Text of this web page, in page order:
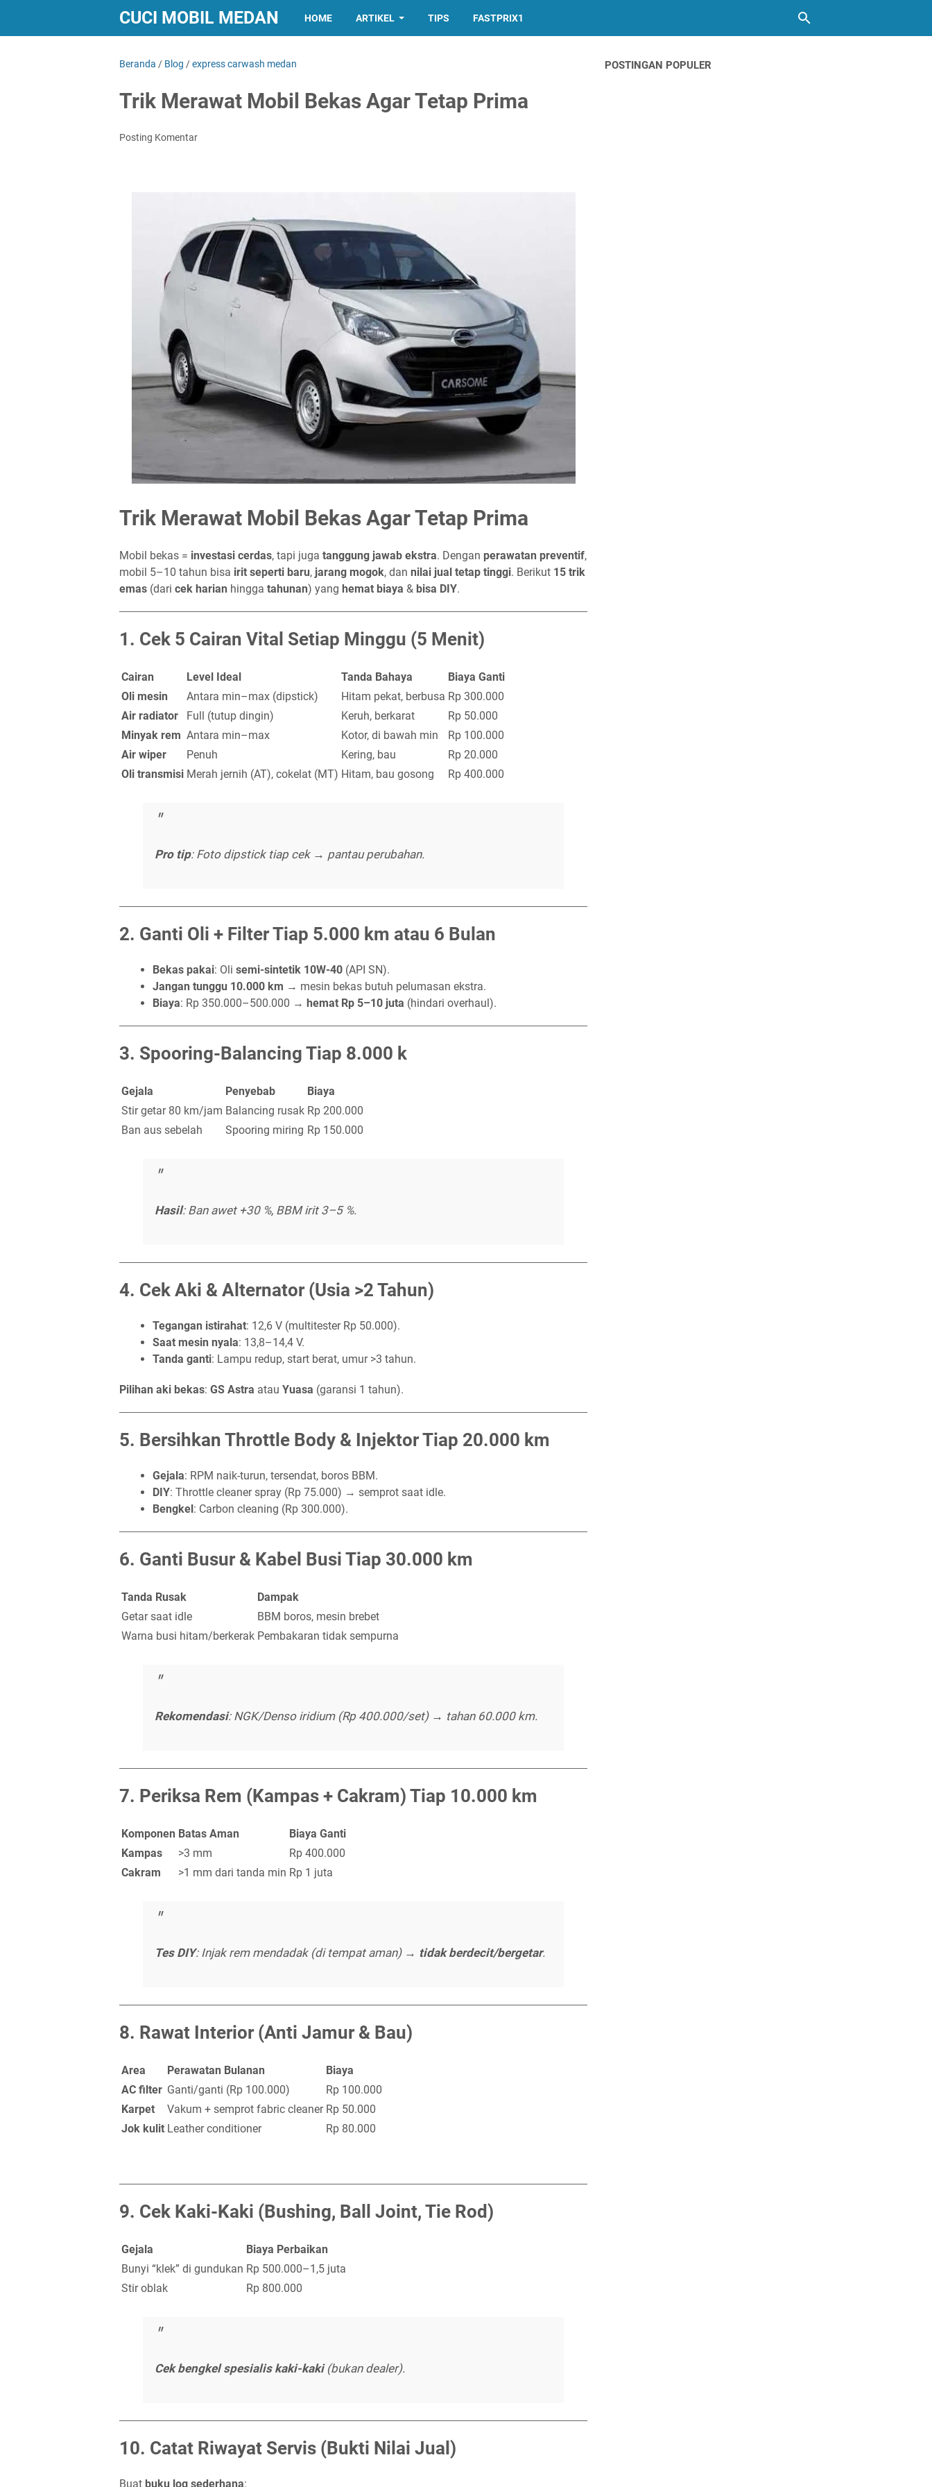
CUCI MOBIL MEDAN HOME ARTIKEL TIPS FASTPRIX1
Beranda / Blog /express carwash medan
Trik Merawat Mobil Bekas Agar Tetap Prima
Posting Komentar
Trik Merawat Mobil Bekas Agar Tetap Prima
Mobil bekas = investasi cerdas, tapi juga tanggung jawab ekstra. Dengan perawatan preventif,
mobil 5–10 tahun bisa irit seperti baru, jarang mogok, dan nilai jual tetap tinggi. Berikut 15 trik
emas (dari cek harian hingga tahunan) yang hemat biaya & bisa DIY.
1. Cek 5 Cairan Vital Setiap Minggu (5 Menit)
Cairan Level Ideal Tanda Bahaya
Biaya Ganti
Oli mesin
Antara min–max (dipstick) Hitam pekat, berbusa Rp 300.000
Air radiator
Full (tutup dingin) Keruh, berkarat
Rp 50.000
Minyak rem Antara min–max Kotor, di bawah min
Rp 100.000
Air wiper
Penuh Kering, bau
Rp 20.000
Oli transmisi Merah jernih (AT), cokelat (MT) Hitam, bau gosong Rp 400.000
Pro tip: Foto dipstick tiap cek → pantau perubahan.
2. Ganti Oli + Filter Tiap 5.000 km atau 6 Bulan
Bekas pakai: Oli semi-sintetik 10W-40 (API SN).
Jangan tunggu 10.000 km → mesin bekas butuh pelumasan ekstra.
Biaya: Rp 350.000–500.000 → hemat Rp 5–10 juta (hindari overhaul).
3. Spooring-Balancing Tiap 8.000 k
Gejala Penyebab
Biaya
Stir getar 80 km/jam Balancing rusak Rp 200.000
Ban aus sebelah
Spooring miring Rp 150.000
Hasil: Ban awet +30 %, BBM irit 3–5 %.
4. Cek Aki & Alternator (Usia >2 Tahun)
Tegangan istirahat: 12,6 V (multitester Rp 50.000).
Saat mesin nyala: 13,8–14,4 V.
Tanda ganti: Lampu redup, start berat, umur >3 tahun.
Pilihan aki bekas: GS Astra atau Yuasa (garansi 1 tahun).
5. Bersihkan Throttle Body & Injektor Tiap 20.000 km
Gejala: RPM naik-turun, tersendat, boros BBM.
DIY: Throttle cleaner spray (Rp 75.000) → semprot saat idle.
Bengkel: Carbon cleaning (Rp 300.000).
6. Ganti Busur & Kabel Busi Tiap 30.000 km
Tanda Rusak
Dampak
Getar saat idle
BBM boros, mesin brebet
Warna busi hitam/berkerak Pembakaran tidak sempurna
Rekomendasi: NGK/Denso iridium (Rp 400.000/set) → tahan 60.000 km.
7. Periksa Rem (Kampas + Cakram) Tiap 10.000 km
Komponen Batas Aman
Biaya Ganti
Kampas
>3 mm
Rp 400.000
Cakram
>1 mm dari tanda min Rp 1 juta
Tes DIY: Injak rem mendadak (di tempat aman) → tidak berdecit/bergetar.
8. Rawat Interior (Anti Jamur & Bau)
Area Perawatan Bulanan
Biaya
AC filter Ganti/ganti (Rp 100.000)
Rp 100.000
Karpet
Vakum + semprot fabric cleaner Rp 50.000
Jok kulit Leather conditioner Rp 80.000
9. Cek Kaki-Kaki (Bushing, Ball Joint, Tie Rod)
Gejala
Biaya Perbaikan
Bunyi “klek” di gundukan Rp 500.000–1,5 juta
Stir oblak
Rp 800.000
Cek bengkel spesialis kaki-kaki(bukan dealer).
10. Catat Riwayat Servis (Bukti Nilai Jual)
Buat buku log sederhana:
POSTINGAN POPULER